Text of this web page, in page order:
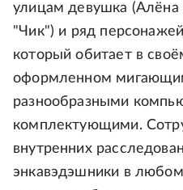
улицам девушка
"Чик") и ряд
который обитает в
оформленном
разнообразными
комплектующими.
внутренних
энкавэдэшники в